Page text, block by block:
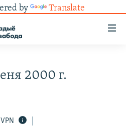
by Translate
2000 г.